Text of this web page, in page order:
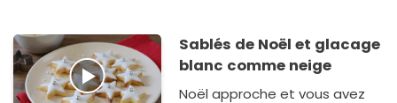
Sablés de Noël et glacage
blanc comme neige
Noël approche et vous avez